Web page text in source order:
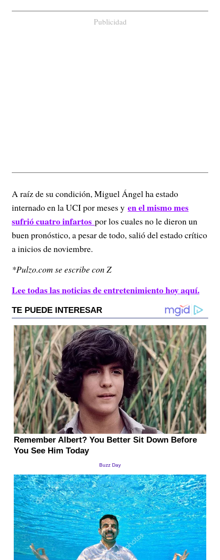
Publicidad
A raíz de su condición, Miguel Ángel ha estado
internado en la UCI por meses y en el mismo mes
sufrió cuatro infartos por los cuales no le dieron un
buen pronóstico, a pesar de todo, salió del estado crítico
a inicios de noviembre.
*Pulzo.com se escribe con Z
Lee todas las noticias de entretenimiento hoy aquí.